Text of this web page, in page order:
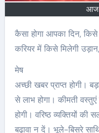
आज
कैसा होगा आपका दिन, किसे मिलेगा प्यार, किसका चलेगा व्यापार,
करियर में किसे मिलेगी
मेष
अच्‍छी खबर प्राप्त होगी।
से लाभ होगा। कीमती
होगी। वरिष्ठ व्यक्तियों की
बढ़ावा न दें। भूले-बिसरे